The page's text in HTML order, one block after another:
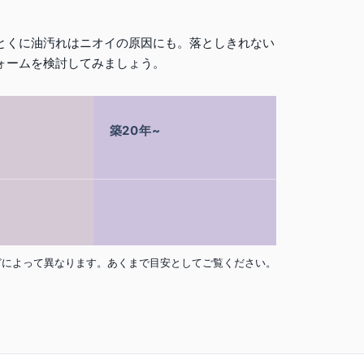
に油汚れはニオイの原因にも。落としきれない
ムを検討してみましょう。
築20年~
って異なります。あくまで目安としてご覧ください。